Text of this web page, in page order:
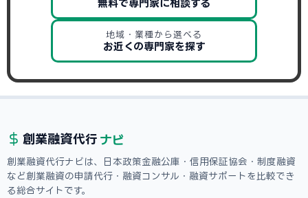
無料で専門家に相談する
地域・業種から選べる
お近くの専門家を探す
創業融資代行 ナビ
創業融資代行ナビは、日本政策金融公庫・信用保証協会・制度融資
など創業融資の申請代行・融資コンサル・融資サポートを比較でき
る総合サイトです。